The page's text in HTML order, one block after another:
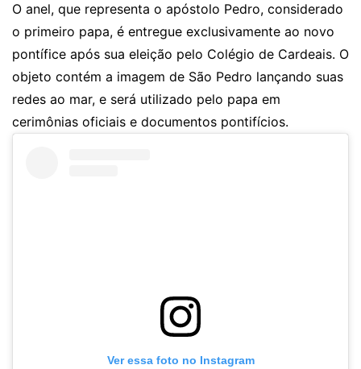
O anel, que representa o apóstolo Pedro, considerado
o primeiro papa, é entregue exclusivamente ao novo
pontífice após sua eleição pelo Colégio de Cardeais. O
objeto contém a imagem de São Pedro lançando suas
redes ao mar, e será utilizado pelo papa em
cerimônias oficiais e documentos pontifícios.
Ver essa foto no Instagram